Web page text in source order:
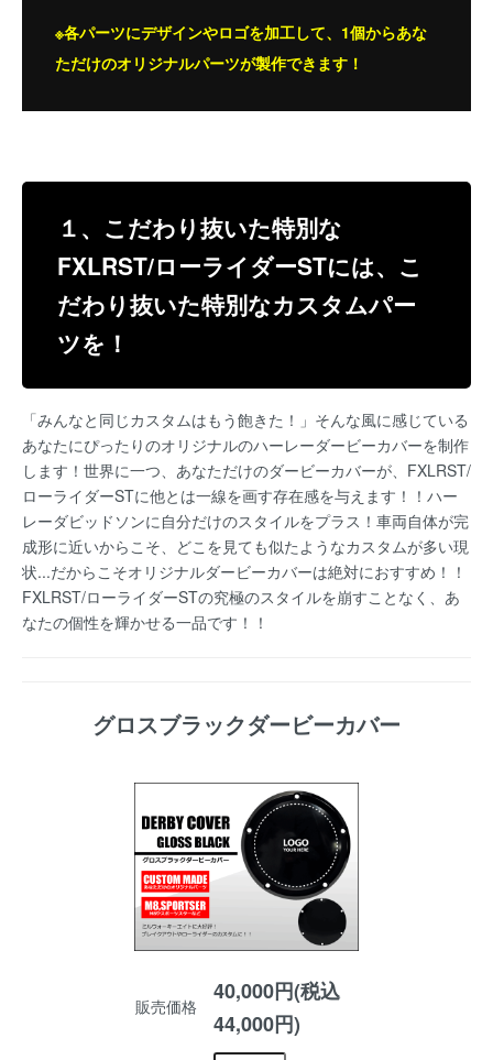
※各パーツにデザインやロゴを加工して、1個からあな
ただけのオリジナルパーツが製作できます！
１、こだわり抜いた特別な
FXLRST/ローライダーSTには、こ
だわり抜いた特別なカスタムパー
ツを！
「みんなと同じカスタムはもう飽きた！」そんな風に感じている
あなたにぴったりのオリジナルのハーレーダービーカバーを制作
します！世界に一つ、あなただけのダービーカバーが、FXLRST/
ローライダーSTに他とは一線を画す存在感を与えます！！ハー
レーダビッドソンに自分だけのスタイルをプラス！車両自体が完
成形に近いからこそ、どこを見ても似たようなカスタムが多い現
状...だからこそオリジナルダービーカバーは絶対におすすめ！！
FXLRST/ローライダーSTの究極のスタイルを崩すことなく、あ
なたの個性を輝かせる一品です！！
グロスブラックダービーカバー
販売価格
40,000円(税込
44,000円)